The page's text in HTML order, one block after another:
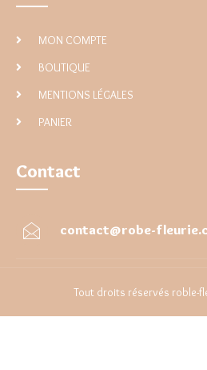
MON COMPTE
BOUTIQUE
MENTIONS LÉGALES
PANIER
Contact
contact@robe-
Tout droits réservés roble-